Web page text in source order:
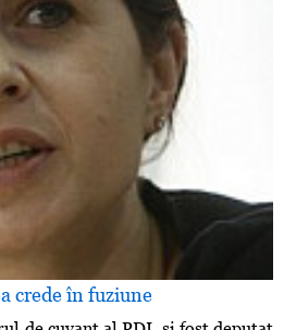
crede în fuziune